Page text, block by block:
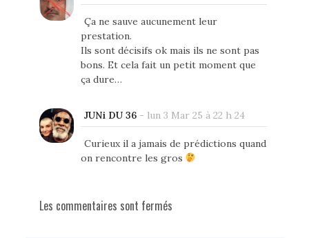
Ça ne sauve aucunement leur
prestation.
Ils sont décisifs ok mais ils ne sont pas
bons. Et cela fait un petit moment que
ça dure…
JUNi DU 36- lun 3 Mar 25 à 22 h 24
Curieux il a jamais de prédictions quand
on rencontre les gros
Les commentaires sont fermés